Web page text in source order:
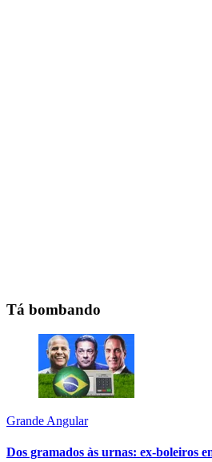
Tá bombando
Grande Angular
Dos gramados às urnas: ex-boleiros